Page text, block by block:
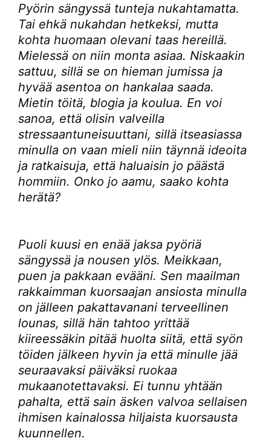
Pyörin sängyssä tunteja nukahtamatta.
Tai ehkä nukahdan hetkeksi, mutta
kohta huomaan olevani taas hereillä.
Mielessä on niin monta asiaa. Niskaakin
sattuu, sillä se on hieman jumissa ja
hyvää asentoa on hankalaa saada.
Mietin töitä, blogia ja koulua. En voi
sanoa, että olisin valveilla
stressaantuneisuuttani, sillä itseasiassa
minulla on vaan mieli niin täynnä ideoita
ja ratkaisuja, että haluaisin jo päästä
hommiin. Onko jo aamu, saako kohta
herätä?
Puoli kuusi en enää jaksa pyöriä
sängyssä ja nousen ylös. Meikkaan,
puen ja pakkaan evääni. Sen maailman
rakkaimman kuorsaajan ansiosta minulla
on jälleen pakattavanani terveellinen
lounas, sillä hän tahtoo yrittää
kiireessäkin pitää huolta siitä, että syön
töiden jälkeen hyvin ja että minulle jää
seuraavaksi päiväksi ruokaa
mukaanotettavaksi. Ei tunnu yhtään
pahalta, että sain äsken valvoa sellaisen
ihmisen kainalossa hiljaista kuorsausta
kuunnellen.